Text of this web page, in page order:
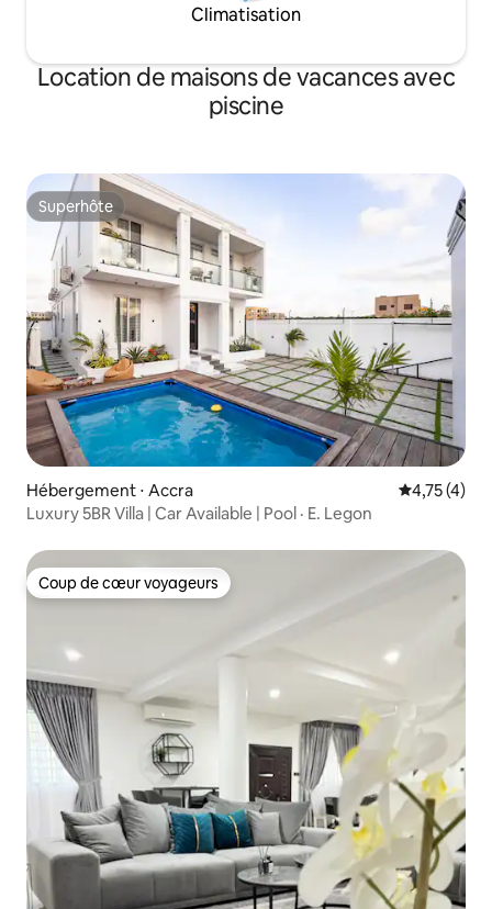
Climatisation
Location de maisons de vacances avec
piscine
Superhôte
Superhôte
Hébergement ⋅ Accra Évaluation
4,75 (4)
Luxury 5BR Villa | Car Available | Pool · E. Legon
Coup de cœur voyageurs
Coup de cœur voyageurs